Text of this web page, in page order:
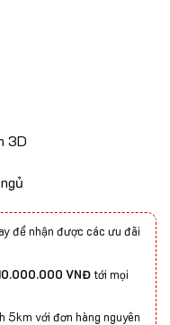
3D
để nhận được các ưu đãi
VNĐtới mọi
5km với đơn hàng nguyên